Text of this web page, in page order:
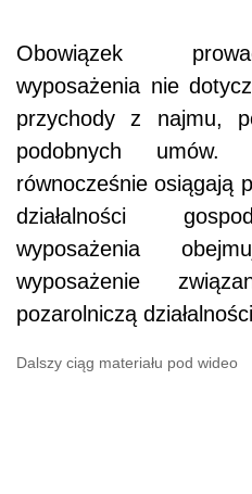
Obowiązek
wyposażenia nie
przychody z najmu,
podobnych
równocześnie osiągają
działalności
wyposażenia
wyposażenie
pozarolniczą
Dalszy ciąg materiału pod wideo